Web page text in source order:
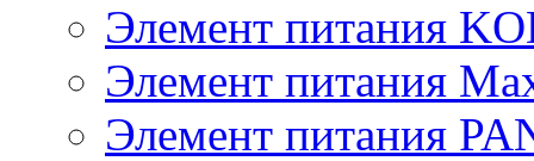
Элемент питания
Элемент питания
Элемент питания